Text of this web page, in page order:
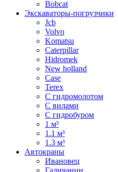
Bobcat
Экскаваторы-погрузчики
Jcb
Volvo
Komatsu
Caterpillar
Hidromek
New holland
Case
Terex
С гидромолотом
С вилами
С гидробуром
1 м³
1.1 м³
1.3 м³
Автокраны
Ивановец
Галичанин